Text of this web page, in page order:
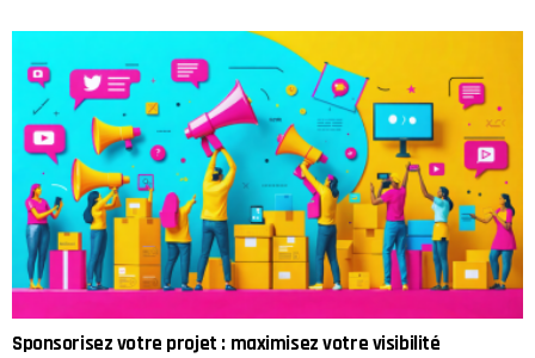
Sponsorisez votre projet : maximisez votre visibilité